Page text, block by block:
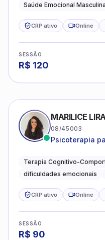
Saúde Emocional Masculina
CRP ativo Online
SESSÃO
R$ 120
MARILICE
08/45003
Psicoterapia
dificuldades
Terapia Cognitivo-
dificuldades emocionais
CRP ativo Online
SESSÃO
R$ 90